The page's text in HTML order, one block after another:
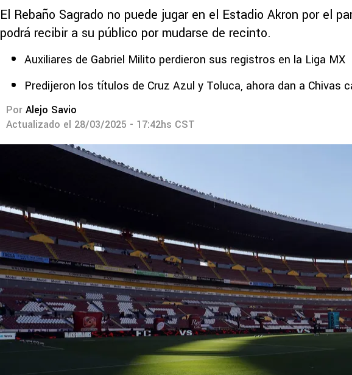
El Rebaño Sagrado no puede jugar en el Estadio Akron por el
podrá recibir a su público por mudarse de recinto.
Auxiliares de Gabriel Milito perdieron sus registros en la Liga MX
Predijeron los títulos de Cruz Azul y Toluca, ahora dan a Chivas
Por Alejo Savio
Actualizado el 28/03/2025 - 17:42hs CST